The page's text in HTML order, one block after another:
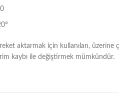
aktarmak için kullanılan, üzerine
kaybı ile değiştirmek mümkündür.